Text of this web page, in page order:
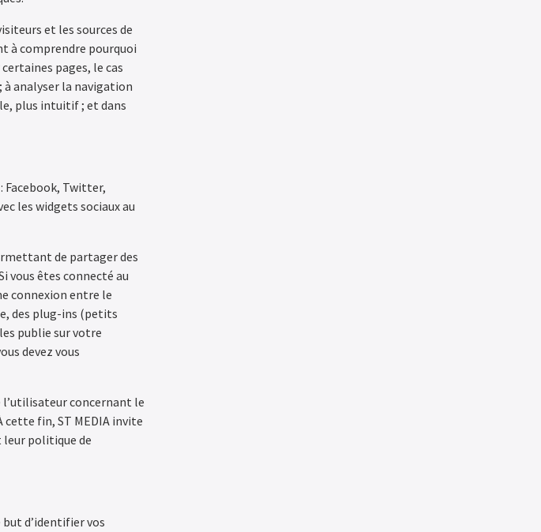
et les sources de
à comprendre pourquoi
pages, le cas
analyser la navigation
plus intuitif ; et dans
Facebook, Twitter,
les widgets sociaux au
de partager des
vous êtes connecté au
connexion entre le
des plug-ins (petits
publie sur votre
devez vous
l’utilisateur concernant le
cette fin, ST MEDIA invite
leur politique de
d’identifier vos